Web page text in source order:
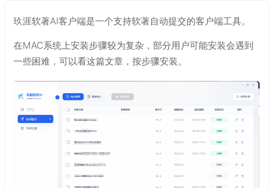
玖涯软著AI客户端是一个支持软著自动提交的客户端工具。
在MAC系统上安装步骤较为复杂，部分用户可能安装会遇到
一些困难，可以看这篇文章，按步骤安装。